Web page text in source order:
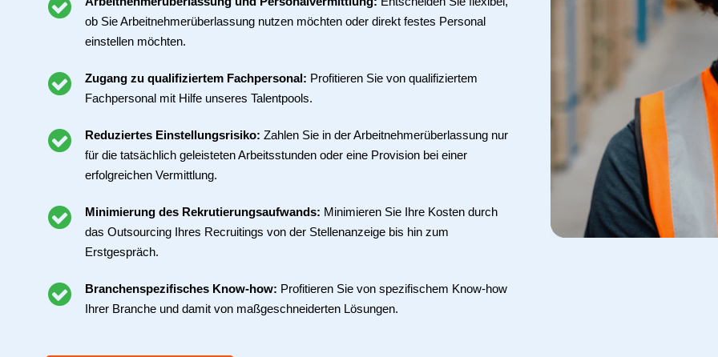
ob Sie Arbeitnehmerüberlassung nutzen möchten oder direkt festes Personal
einstellen möchten.
Zugang zu qualifiziertem Fachpersonal: Profitieren Sie von qualifiziertem
Fachpersonal mit Hilfe unseres Talentpools.
Reduziertes Einstellungsrisiko: Zahlen Sie in der Arbeitnehmerüberlassung nur
für die tatsächlich geleisteten Arbeitsstunden oder eine Provision bei einer
erfolgreichen Vermittlung.
Minimierung des Rekrutierungsaufwands: Minimieren Sie Ihre Kosten durch
das Outsourcing Ihres Recruitings von der Stellenanzeige bis hin zum
Erstgespräch.
Branchenspezifisches Know-how: Profitieren Sie von spezifischem Know-how
Ihrer Branche und damit von maßgeschneiderten Lösungen.